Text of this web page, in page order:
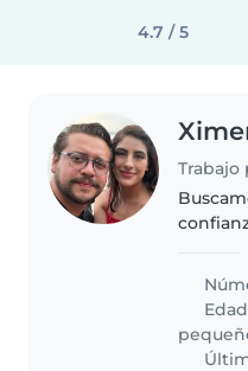
4.7 / 5
de 2
niñera